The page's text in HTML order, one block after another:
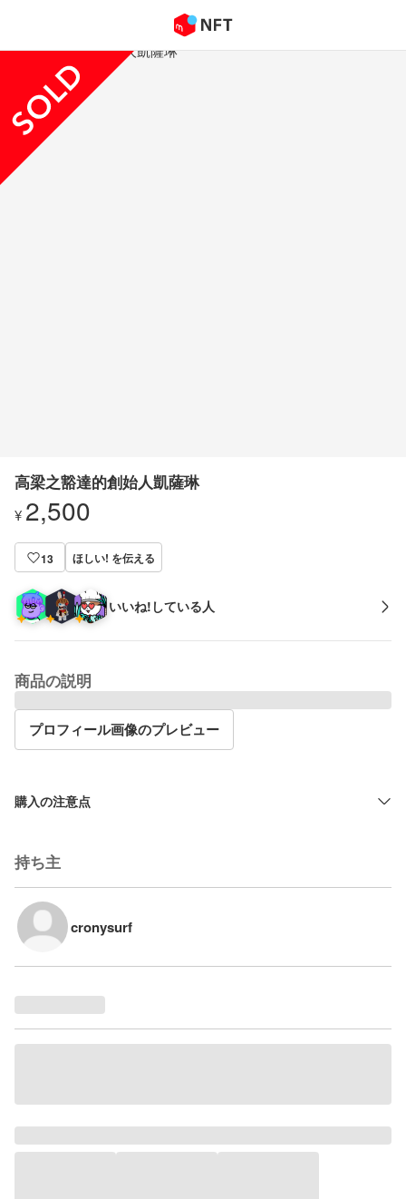
高梁之豁達的創始人凱薩琳
¥ 2,500
13 ほしい! を伝える
いいね!している人
商品の説明
プロフィール画像のプレビュー
購入の注意点
持ち主
cronysurf